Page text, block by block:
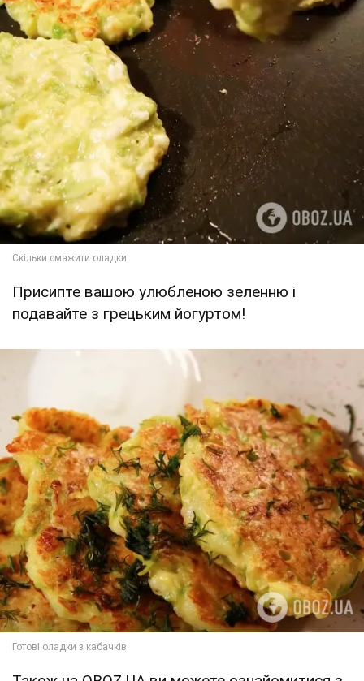
Присипте вашою улюбленою зеленню і
подавайте з грецьким йогуртом!